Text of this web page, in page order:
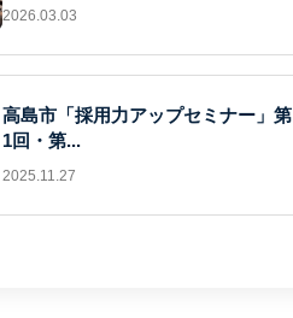
2026.03.03
高島市「採用力アップセミナー」第
1回・第...
2025.11.27